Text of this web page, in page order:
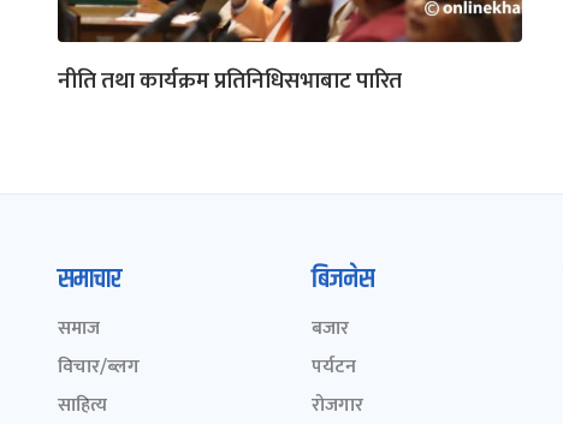
नीति तथा कार्यक्रम प्रतिनिधिसभाबाट पारित
समाचार
समाज
विचार/ब्लग
साहित्य
बिजनेस
बजार
पर्यटन
रोजगार